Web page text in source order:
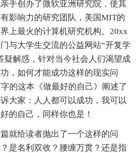
手创办了微软亚洲研究院，使其
影响力的研究团队，美国MIT的
上最火的计算机研究机构。20xx
与大学生交流的公益网站“开复学
疑解惑，针对当今社会人们渴望成
，如何才能成功这样的现实问
的这本《做最好的自己》阐述了
大家：人人都可以成功，我可以
的自己，同样你也是！
就给读者抛出了一个这样的问
是名利双收？腰缠万贯？还是指